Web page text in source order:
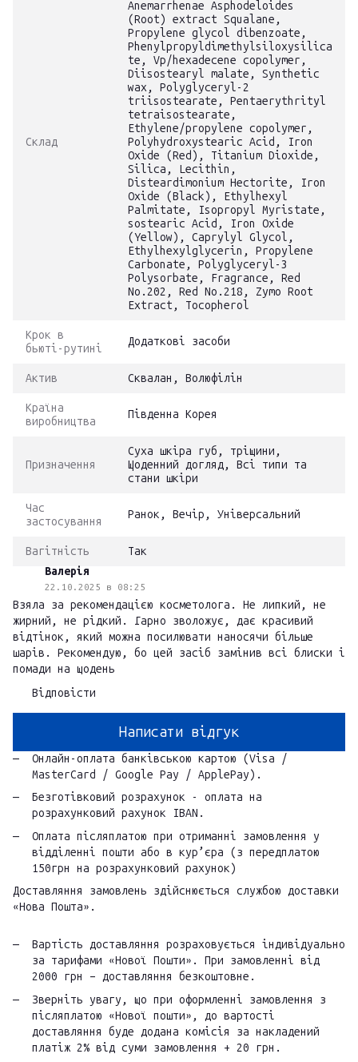
Склад
Anemarrhenae Asphodeloides
(Root) extract Squalane,
Propylene glycol dibenzoate,
Phenylpropyldimethylsiloxysilica
te, Vp/hexadecene copolymer,
Diisostearyl malate, Synthetic
wax, Polyglyceryl-2
triisostearate, Pentaerythrityl
tetraisostearate,
Ethylene/propylene copolymer,
Polyhydroxystearic Acid, Iron
Oxide (Red), Titanium Dioxide,
Silica, Lecithin,
Disteardimonium Hectorite, Iron
Oxide (Black), Ethylhexyl
Palmitate, Isopropyl Myristate,
sostearic Acid, Iron Oxide
(Yellow), Caprylyl Glycol,
Ethylhexylglycerin, Propylene
Carbonate, Polyglyceryl-3
Polysorbate, Fragrance, Red
No.202, Red No.218, Zymo Root
Extract, Tocopherol
Крок в
бьюті-рутині
Додаткові засоби
Актив Сквалан, Волюфілін
Країна
виробництва
Південна Корея
Призначення
Суха шкіра губ, тріщини,
Щоденний догляд, Всі типи та
стани шкіри
Час
застосування
Ранок, Вечір, Універсальний
Вагітність
Так
Валерія
22.10.2025 в 08:25
Взяла за рекомендацією косметолога. Не липкий, не
жирний, не рідкий. Гарно зволожує, дає красивий
відтінок, який можна посилювати наносячи більше
шарів. Рекомендую, бо цей засіб замінив всі блиски і
помади на щодень
Відповісти
Написати відгук
Онлайн-оплата банківською картою (Visa /
MasterCard / Google Pay / ApplePay).
Безготівковий розрахунок - оплата на
розрахунковий рахунок IBAN.
Оплата післяплатою при отриманні замовлення у
відділенні пошти або в кур’єра (з передплатою
150грн на розрахунковий рахунок)
Доставляння замовлень здійснюється службою доставки
«Нова Пошта».
Вартість доставляння розраховується індивідуально
за тарифами «Нової Пошти». При замовленні від
2000 грн – доставляння безкоштовне.
Зверніть увагу, що при оформленні замовлення з
післяплатою «Нової пошти», до вартості
доставляння буде додана комісія за накладений
платіж 2% від суми замовлення + 20 грн.